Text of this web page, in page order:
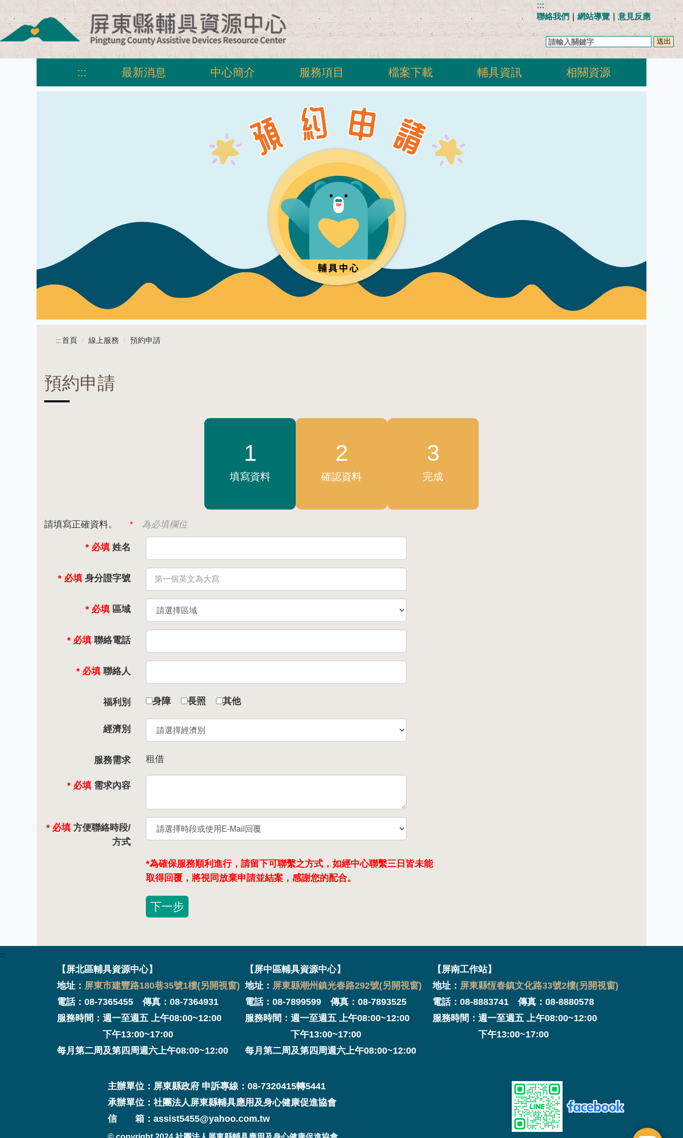
主
要
:::
聯絡我們 ｜ 網站導覽 意見反應
關
鍵
字
::: 最新消息 中心簡介 服務項目 檔案下載 輔具資訊 相關資源
::: 首頁 線上服務 預約申請
預約申請
1
填寫資料
2
確認資料
3
完成
請填寫正確資料。 *為必填欄位
* 必填 姓名
* 必填 身分證字號
* 必填 區域
* 必填 聯絡電話
* 必填 聯絡人
福利別 身障 長照 其他
經濟別
服務需求 租借
* 必填 需求內容
* 必填 方便聯絡時段/
方式
*為確保服務順利進行，請留下可聯繫之方式，如經中心聯繫三日皆未能
取得回覆，將視同放棄申請並結案，感謝您的配合。
下一步
:::
【屏北區輔具資源中心】
地址： 屏東市建豐路180巷35號1樓(另開視窗)
電話：08-7365455 傳真：08-7364931
服務時間：週一至週五 上午08:00~12:00
下午13:00~17:00
每月第二周及第四周週六上午08:00~12:00
【屏中區輔具資源中心】
地址： 屏東縣潮州鎮光春路292號(另開視窗)
電話：08-7899599 傳真：08-7893525
服務時間：週一至週五 上午08:00~12:00
下午13:00~17:00
每月第二周及第四周週六上午08:00~12:00
【屏南工作站】
地址： 屏東縣恆春鎮文化路33號2樓(另開視窗)
電話：08-8883741 傳真：08-8880578
服務時間：週一至週五 上午08:00~12:00
下午13:00~17:00
主辦單位：屏東縣政府 申訴專線：08-7320415轉5441
承辦單位：社團法人屏東縣輔具應用及身心健康促進協會
信 箱：assist5455@yahoo.com.tw